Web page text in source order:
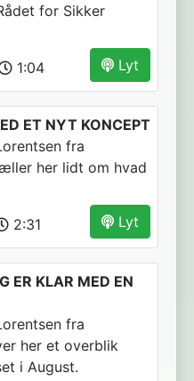
for Sikker
Lyt
1:04
ET NYT KONCEPT
fra
her lidt om hvad
Lyt
2:31
ER KLAR MED EN
fra
her et overblik
i August.